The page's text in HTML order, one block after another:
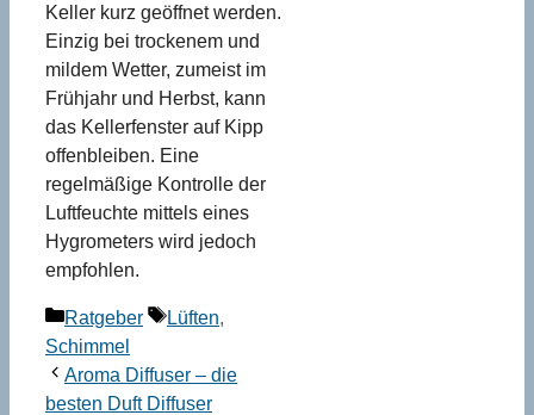
Keller kurz geöffnet werden.
Einzig bei trockenem und
mildem Wetter, zumeist im
Frühjahr und Herbst, kann
das Kellerfenster auf Kipp
offenbleiben. Eine
regelmäßige Kontrolle der
Luftfeuchte mittels eines
Hygrometers wird jedoch
empfohlen.
Kategorien
Ratgeber Schlagwörter
Lüften,
Schimmel
Aroma Diffuser – die
besten Duft Diffuser